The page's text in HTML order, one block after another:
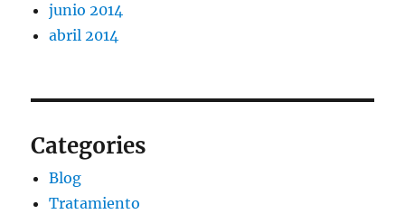
junio 2014
abril 2014
Categories
Blog
Tratamiento